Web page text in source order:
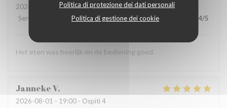
Politica di protezione dei dati personali
Politica di gestione dei cookie
2026-08-01
- 18:30 - Ospiti 3
Servizio
Atmosfera: 5/5 Cucina:5/5 Qualità / Prezzo 4/5
Het eten was heerlijk en de bediening goed.
JannekeV
2026-08-01 - 19:00 - Ospiti 4